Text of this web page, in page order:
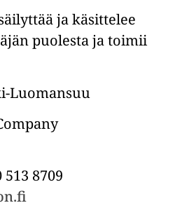
ja käsittelee
puolesta ja toimii
Luomansuu
8709